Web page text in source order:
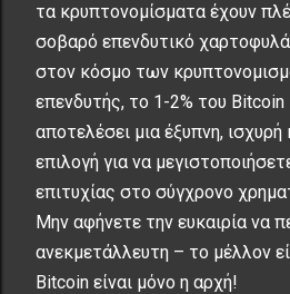
τα κρυπτονομίσματα έχουν
σοβαρό επενδυτικό
στον κόσμο των
επενδυτής, το 1-2% του Bitcoin
αποτελέσει μια έξυπνη, ισχυρή
επιλογή για να
επιτυχίας στο σύγχρονο
Μην αφήνετε την ευκαιρία να
ανεκμετάλλευτη – το μέλλον
Bitcoin είναι μόνο η αρχή!